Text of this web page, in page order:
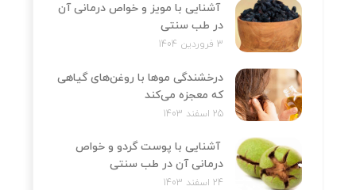
آشنایی با مویز و خواص درمانی آن
در طب سنتی
3 فروردین 1404
درخشندگی موها با روغن‌های گیاهی
که معجزه می‌کند
25 اسفند 1403
آشنایی با پوست گردو و خواص
درمانی آن در طب سنتی
24 اسفند 1403